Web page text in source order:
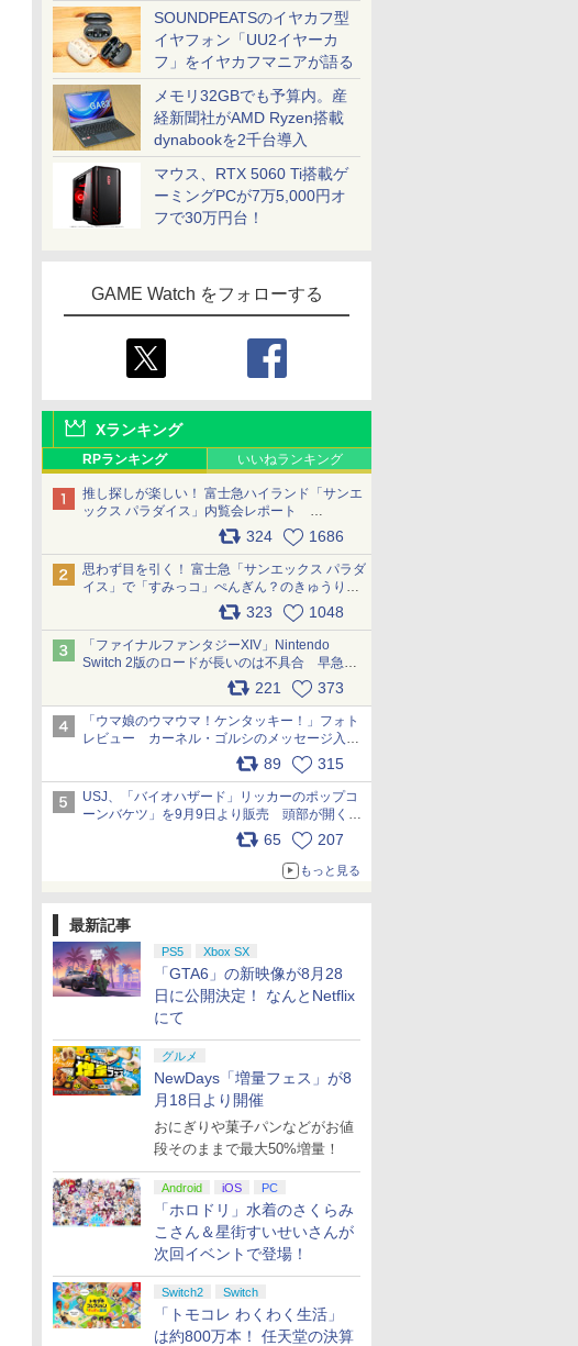
SOUNDPEATSのイヤカフ型
イヤフォン「UU2イヤーカ
フ」をイヤカフマニアが語る
メモリ32GBでも予算内。産
経新聞社がAMD Ryzen搭載
dynabookを2千台導入
マウス、RTX 5060 Ti搭載ゲ
ーミングPCが7万5,000円オ
フで30万円台！
GAME Watch をフォローする
Xランキング
RPランキング いいねランキング
推し探しが楽しい！ 富士急ハイランド「サンエ
ックス パラダイス」内覧会レポート
324 1686
思わず目を引く！ 富士急「サンエックス パラダ
イス」で「すみっコ」ぺんぎん？のきゅうりド
ッグを食べてみた イラストそのままのメニュ
ー化に挑戦。これが意外にもおいしい
pic.x.com/Kgl04hZaeg
323 1048
「ファイナルファンタジーXIV」Nintendo
Switch 2版のロードが長いのは不具合 早急に
アップデートできるよう対応中221 373
「ウマ娘のウマウマ！ケンタッキー！」フォト
レビュー カーネル・ゴルシのメッセージ入り
パッケージや描き下ろしトレカなどが登場
89 315
USJ、「バイオハザード」リッカーのポップコ
ーンバケツ」を9月9日より販売 頭部が開く仕
組み。味は恐怖を堪のう「味噌フレーバー」
65 207
もっと見る
最新記事
PS5 Xbox SX
「GTA6」の新映像が8月28
日に公開決定！ なんとNetflix
にて
グルメ
NewDays「増量フェス」が8
月18日より開催
おにぎりや菓子パンなどがお値
段そのままで最大50%増量！
Android iOS PC
「ホロドリ」水着のさくらみ
こさん＆星街すいせいさんが
次回イベントで登場！
Switch2 Switch
「トモコレ わくわく生活」
は約800万本！ 任天堂の決算